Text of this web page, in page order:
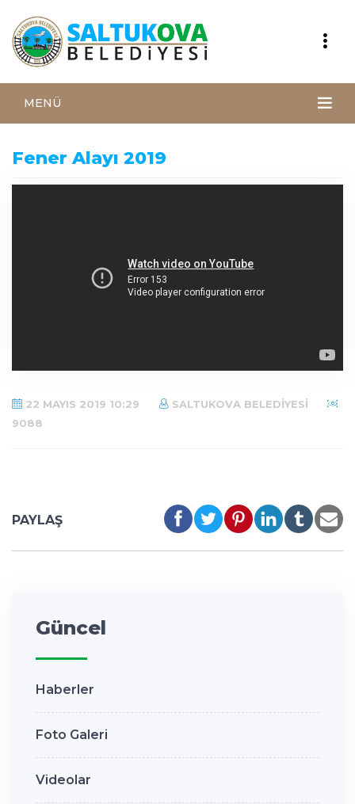
MENÜ
Fener Alayı 2019
22 MAYIS 2019 10:29
SALTUKOVA BELEDIYESI
9088
PAYLAŞ
Güncel
Haberler
Foto Galeri
Videolar